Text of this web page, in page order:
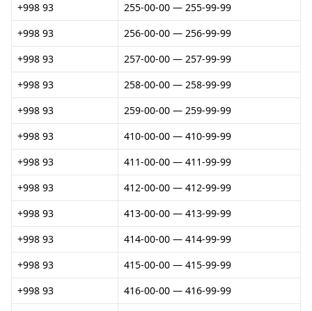
+998 93
255-00-00 — 255-99-99
+998 93
256-00-00 — 256-99-99
+998 93
257-00-00 — 257-99-99
+998 93
258-00-00 — 258-99-99
+998 93
259-00-00 — 259-99-99
+998 93
410-00-00 — 410-99-99
+998 93
411-00-00 — 411-99-99
+998 93
412-00-00 — 412-99-99
+998 93
413-00-00 — 413-99-99
+998 93
414-00-00 — 414-99-99
+998 93
415-00-00 — 415-99-99
+998 93
416-00-00 — 416-99-99